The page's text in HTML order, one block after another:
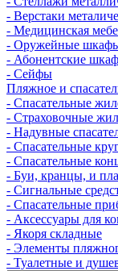
- Верстаки
- Медицинская
- Оружейные
- Абонентские
- Сейфы
Пляжное и
- Спасательные
- Страховочные
- Надувные
- Спасательные
- Спасательные
- Буи, кранцы, и
- Сигнальные
- Спасательные
- Аксессуары для
- Якоря складные
- Элементы
- Туалетные и